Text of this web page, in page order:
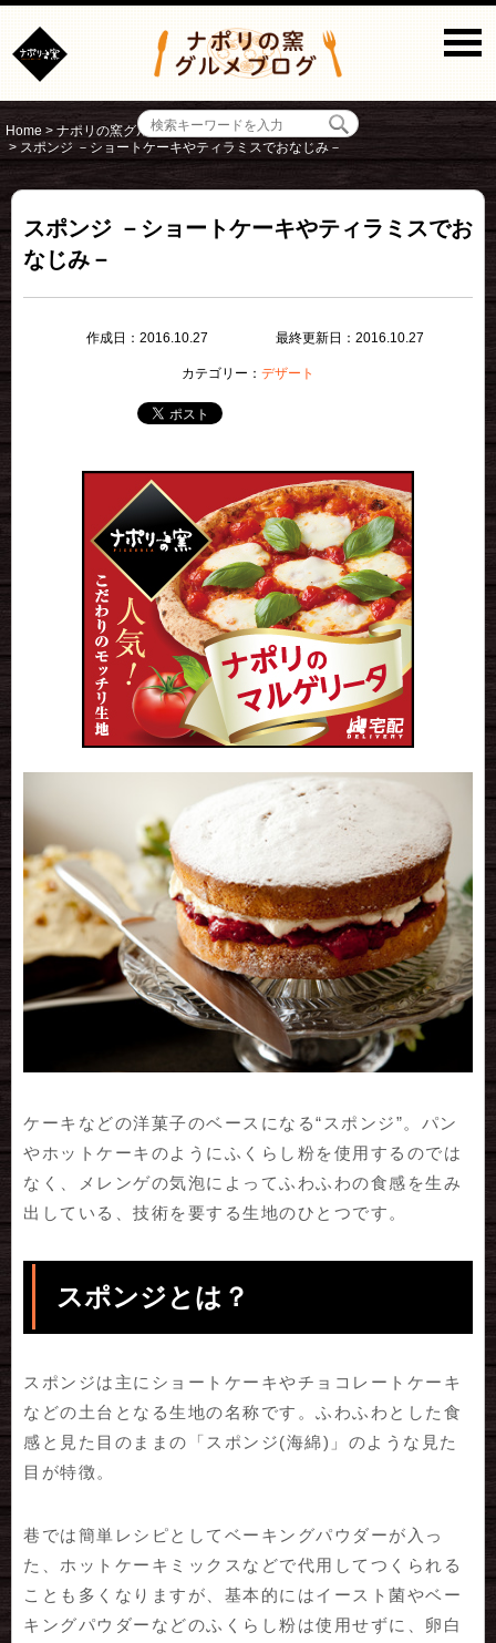
Home > ナポリの窯グルメブログ >
デザート
> スポンジ －ショートケーキやティラミスでおなじみ－
スポンジ －ショートケーキやティラミスでお
なじみ－
作成日：2016.10.27 最終更新日：2016.10.27
カテゴリー： デザート
ケーキなどの洋菓子のベースになる“スポンジ”。パン
やホットケーキのようにふくらし粉を使用するのでは
なく、メレンゲの気泡によってふわふわの食感を生み
出している、技術を要する生地のひとつです。
スポンジとは？
スポンジは主にショートケーキやチョコレートケーキ
などの土台となる生地の名称です。ふわふわとした食
感と見た目のままの「スポンジ(海綿)」のような見た
目が特徴。
巷では簡単レシピとしてベーキングパウダーが入っ
た、ホットケーキミックスなどで代用してつくられる
ことも多くなりますが、基本的にはイースト菌やベー
キングパウダーなどのふくらし粉は使用せずに、卵白